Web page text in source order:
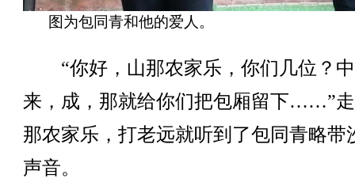
图为包同青和他的爱人。
“你好，山那农家乐，你们几位？
来，成，那就给你们把包厢留下……”
那农家乐，打老远就听到了包同青略带
声音。